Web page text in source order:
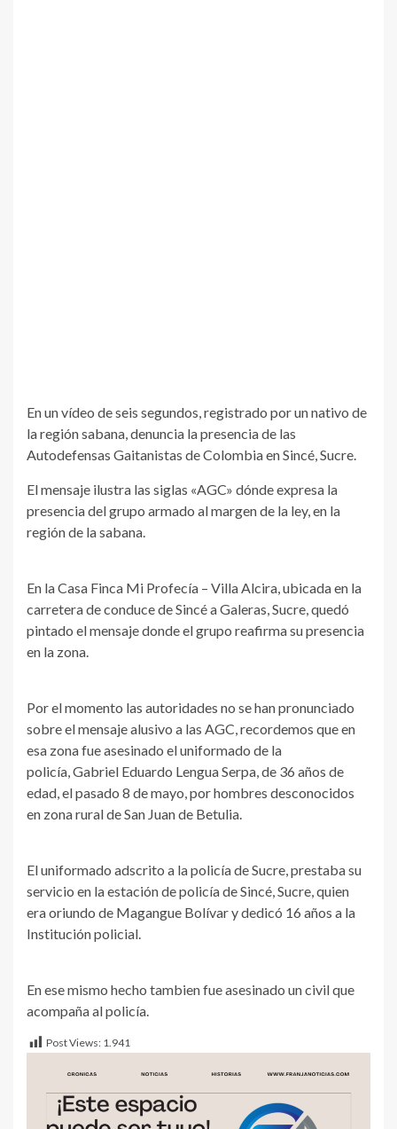
En un vídeo de seis segundos, registrado por un nativo de
la región sabana, denuncia la presencia de las
Autodefensas Gaitanistas de Colombia en Sincé, Sucre.
El mensaje ilustra las siglas «AGC» dónde expresa la
presencia del grupo armado al margen de la ley, en la
región de la sabana.
En la Casa Finca Mi Profecía – Villa Alcira, ubicada en la
carretera de conduce de Sincé a Galeras, Sucre, quedó
pintado el mensaje donde el grupo reafirma su presencia
en la zona.
Por el momento las autoridades no se han pronunciado
sobre el mensaje alusivo a las AGC, recordemos que en
esa zona fue asesinado el uniformado de la
policía, Gabriel Eduardo Lengua Serpa, de 36 años de
edad, el pasado 8 de mayo, por hombres desconocidos
en zona rural de San Juan de Betulia.
El uniformado adscrito a la policía de Sucre, prestaba su
servicio en la estación de policía de Sincé, Sucre, quien
era oriundo de Magangue Bolívar y dedicó 16 años a la
Institución policial.
En ese mismo hecho tambien fue asesinado un civil que
acompaña al policía.
Post Views: 1.941